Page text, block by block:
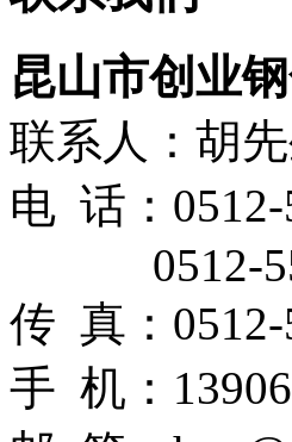
昆山市创业
联系人：胡
电 话：0512-
0512-
传 真：0512-
手 机：